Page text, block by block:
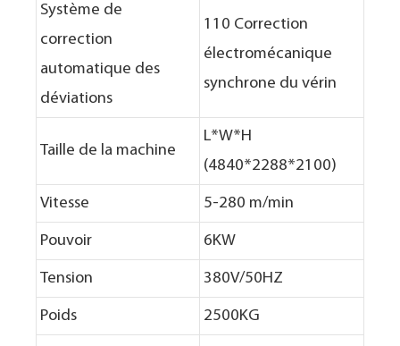
Système de
correction
automatique des
déviations
110 Correction
électromécanique
synchrone du vérin
Taille de la machine
L*W*H
(4840*2288*2100)
Vitesse 5-280 m/min
Pouvoir 6KW
Tension 380V/50HZ
Poids 2500KG